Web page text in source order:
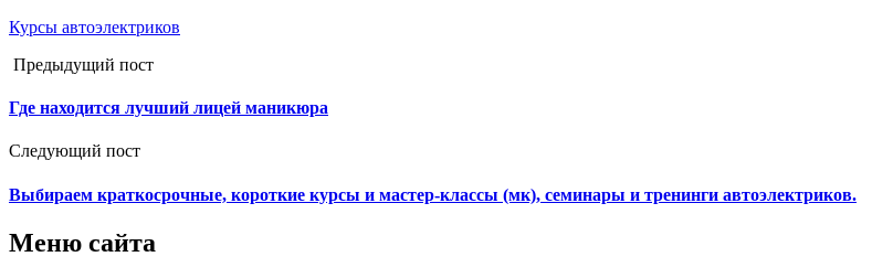
Курсы автоэлектриков
Предыдущий пост
Где находится лучший лицей маникюра
Следующий пост
Выбираем краткосрочные, короткие курсы и мастер-классы (мк), семинары и тренинги автоэлектриков.
Меню сайта